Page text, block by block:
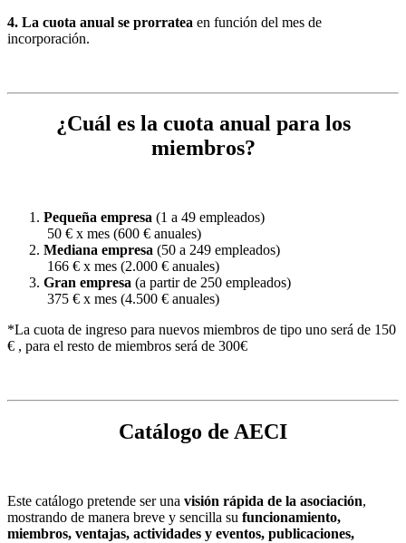
4. La cuota anual se prorratea en función del mes de
incorporación.
¿Cuál es la cuota anual para los
miembros?
Pequeña empresa (1 a 49 empleados)
50 € x mes (600 € anuales)
Mediana empresa (50 a 249 empleados)
166 € x mes (2.000 € anuales)
Gran empresa (a partir de 250 empleados)
375 € x mes (4.500 € anuales)
*La cuota de ingreso para nuevos miembros de tipo uno será de 150
€ , para el resto de miembros será de 300€
Catálogo de AECI
Este catálogo pretende ser una visión rápida de la asociación,
mostrando de manera breve y sencilla su funcionamiento,
miembros, ventajas, actividades y eventos, publicaciones,